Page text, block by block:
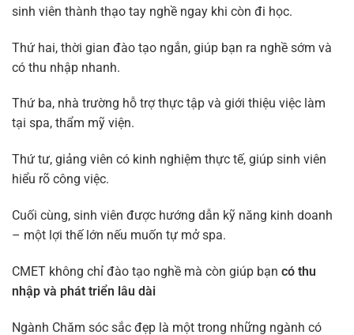
sinh viên thành thạo tay nghề ngay khi còn đi học.
Thứ hai, thời gian đào tạo ngắn, giúp bạn ra nghề sớm và
có thu nhập nhanh.
Thứ ba, nhà trường hỗ trợ thực tập và giới thiệu việc làm
tại spa, thẩm mỹ viện.
Thứ tư, giảng viên có kinh nghiệm thực tế, giúp sinh viên
hiểu rõ công việc.
Cuối cùng, sinh viên được hướng dẫn kỹ năng kinh doanh
– một lợi thế lớn nếu muốn tự mở spa.
CMET không chỉ đào tạo nghề mà còn giúp bạn có thu
nhập và phát triển lâu dài
Ngành Chăm sóc sắc đẹp là một trong những ngành có